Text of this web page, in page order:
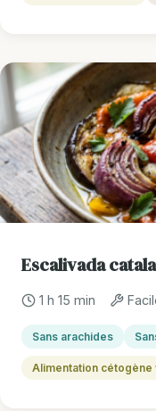
Escalivada
1 h 15 min
Sans arachides
Alimentation cétogène